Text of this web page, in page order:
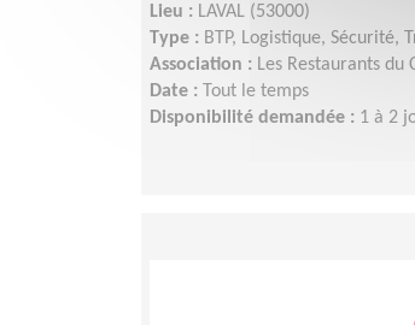
Lieu : LAVAL (53000)
Type : BTP, Logistique, Sécurité,
Association : Les Restaurants
Date : Tout le temps
Disponibilité demandée : 1 à 2